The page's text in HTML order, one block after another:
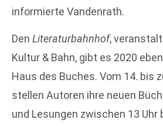
informierte Vandenrath.
Den Literaturbahnhof,
Kultur & Bahn, gibt es 2020
Haus des Buches. Vom 14. bis
stellen Autoren ihre neuen
und Lesungen zwischen 13 Uhr